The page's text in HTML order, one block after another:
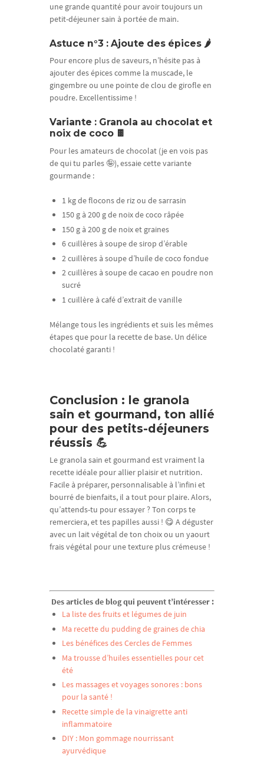
une grande quantité pour avoir toujours un
petit-déjeuner sain à portée de main.
Astuce n°3 : Ajoute des épices 🌶️
Pour encore plus de saveurs, n’hésite pas à
ajouter des épices comme la muscade, le
gingembre ou une pointe de clou de girofle en
poudre. Excellentissime !
Variante : Granola au chocolat et
noix de coco 🍫
Pour les amateurs de chocolat (je en vois pas
de qui tu parles 🤪), essaie cette variante
gourmande :
1 kg de flocons de riz ou de sarrasin
150 g à 200 g de noix de coco râpée
150 g à 200 g de noix et graines
6 cuillères à soupe de sirop d’érable
2 cuillères à soupe d’huile de coco fondue
2 cuillères à soupe de cacao en poudre non
sucré
1 cuillère à café d’extrait de vanille
Mélange tous les ingrédients et suis les mêmes
étapes que pour la recette de base. Un délice
chocolaté garanti !
Conclusion : le granola
sain et gourmand, ton allié
pour des petits-déjeuners
réussis 💪
Le granola sain et gourmand est vraiment la
recette idéale pour allier plaisir et nutrition.
Facile à préparer, personnalisable à l’infini et
bourré de bienfaits, il a tout pour plaire. Alors,
qu’attends-tu pour essayer ? Ton corps te
remerciera, et tes papilles aussi ! 😋 A déguster
avec un lait végétal de ton choix ou un yaourt
frais végétal pour une texture plus crémeuse !
Des articles de blog qui peuvent t’intéresser :
La liste des fruits et légumes de juin
Ma recette du pudding de graines de chia
Les bénéfices des Cercles de Femmes
Ma trousse d’huiles essentielles pour cet
été
Les massages et voyages sonores : bons
pour la santé !
Recette simple de la vinaigrette anti
inflammatoire
DIY : Mon gommage nourrissant
ayurvédique